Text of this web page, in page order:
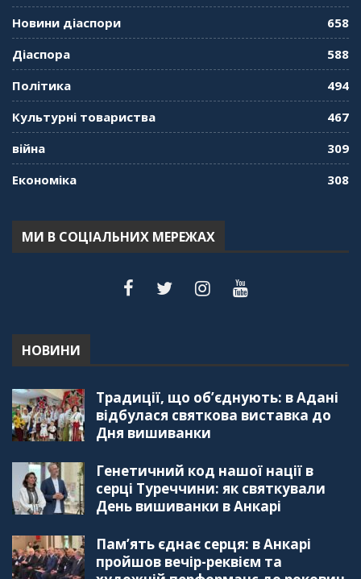
"Дзеркало діаспори". Випуск 8. Розмова з
Послом
"Дзеркало діаспори". Випуск 6. Можливості
рада українських громад Туреччини
56:20
"Дзеркало діаспори". Випуск 3. Вища освіта:
59:38
"Дзеркало діаспори", Випуск 2, Як вивчити
57:18
"Дзеркало діаспори". Випуск 1. Про створення
Новини діаспори
658
Діаспора
588
Політика
494
Культурні товариства
467
війна
309
Економіка
308
МИ В СОЦІАЛЬНИХ МЕРЕЖАХ
НОВИНИ
Традиції, що об’єднують: в Адані
відбулася святкова виставка до
Дня вишиванки
Генетичний код нашої нації в
серці Туреччини: як святкували
День вишиванки в Анкарі
Пам’ять єднає серця: в Анкарі
пройшов вечір-реквієм та